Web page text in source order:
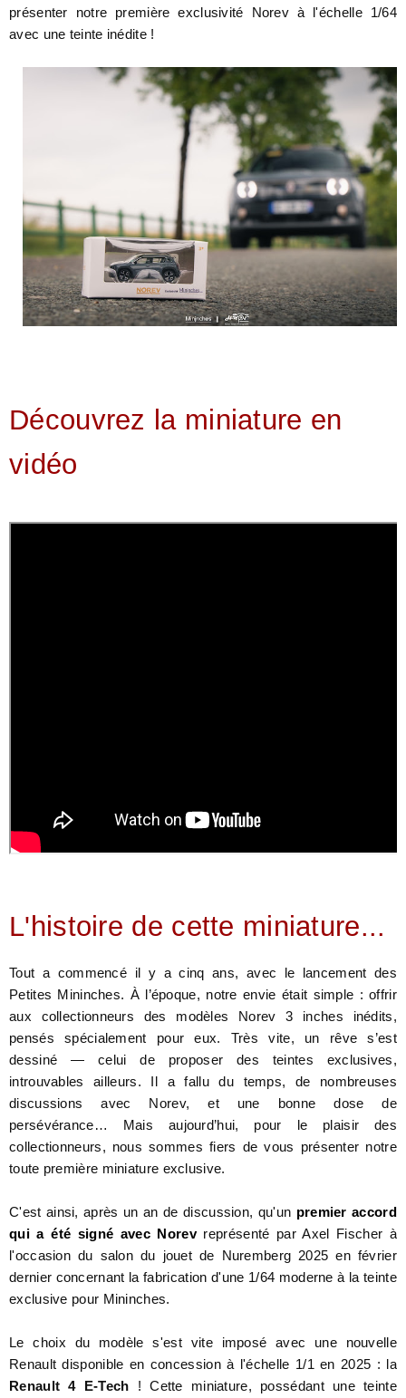
présenter notre première exclusivité Norev à l'échelle 1/64
avec une teinte inédite !
Découvrez la miniature en
vidéo
L'histoire de cette miniature...
Tout a commencé il y a cinq ans, avec le lancement des
Petites Mininches. À l’époque, notre envie était simple : offrir
aux collectionneurs des modèles Norev 3 inches inédits,
pensés spécialement pour eux. Très vite, un rêve s’est
dessiné — celui de proposer des teintes exclusives,
introuvables ailleurs. Il a fallu du temps, de nombreuses
discussions avec Norev, et une bonne dose de
persévérance… Mais aujourd’hui, pour le plaisir des
collectionneurs, nous sommes fiers de vous présenter notre
toute première miniature exclusive.
C'est ainsi, après un an de discussion, qu'un premier accord
qui a été signé avec Norev représenté par Axel Fischer à
l'occasion du salon du jouet de Nuremberg 2025 en février
dernier concernant la fabrication d'une 1/64 moderne à la teinte
exclusive pour Mininches.
Le choix du modèle s'est vite imposé avec une nouvelle
Renault disponible en concession à l'échelle 1/1 en 2025 : la
Renault 4 E-Tech ! Cette miniature, possédant une teinte